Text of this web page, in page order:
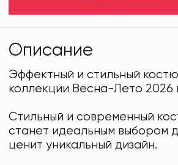
Описание
Эффектный и стильный
коллекции Весна-Лето 2026
Стильный и современный
станет идеальным выбором
ценит уникальный дизайн.